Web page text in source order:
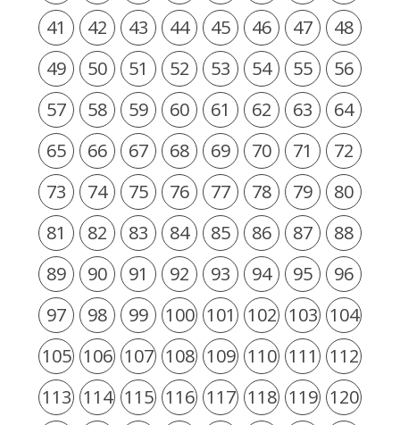
41
42 43 44 45 46 47
48
49
50 51 52 53 54 55
56
57
58 59 60 61 62 63
64
65
66 67 68 69 70 71
72
73
74 75 76 77 78 79
80
81
82 83 84 85 86 87
88
89
90 91 92 93 94 95
96
97
98 99 100 101 102 103 104
105 106 107 108 109 110 111 112
113 114 115 116 117 118 119 120